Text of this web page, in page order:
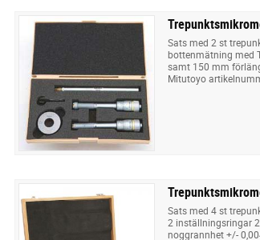
Sats med 2 st
bottenmätning med
samt 150 mm
Mitutoyo
Sats med 4 st
2 inställningsringar
noggrannhet +/-